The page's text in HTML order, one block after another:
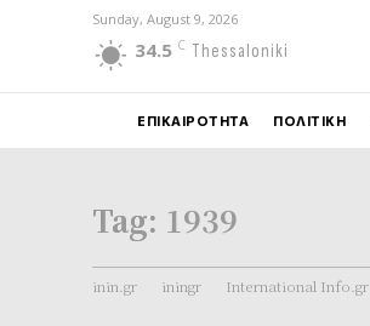
Sunday, August 9, 2026
34.5 C Thessaloniki
ΕΠΙΚΑΙΡΟΤΗΤΑ ΠΟΛΙΤΙΚΗ
Tag: 1939
inin.gr iningr International Info.gr